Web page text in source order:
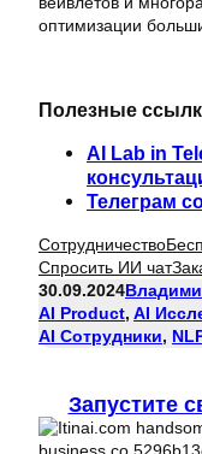
оптимизации
Полезные
AI Lab in
Телеграм
Сотрудничество
Спросить ИИ чат
30.09.2024
AI Product, AI
AI Сотрудники, NLP
Запустите